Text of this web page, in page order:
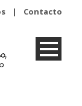
| Contacto